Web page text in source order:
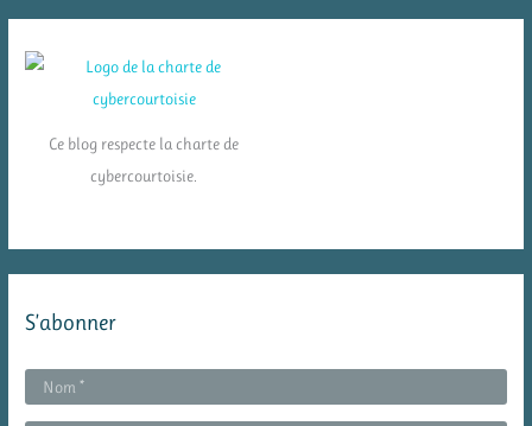
Ce blog respecte la charte de
cybercourtoisie.
S’abonner